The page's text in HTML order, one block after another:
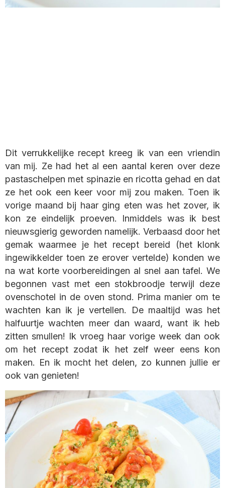
Dit verrukkelijke recept kreeg ik van een vriendin
van mij. Ze had het al een aantal keren over deze
pastaschelpen met spinazie en ricotta gehad en dat
ze het ook een keer voor mij zou maken. Toen ik
vorige maand bij haar ging eten was het zover, ik
kon ze eindelijk proeven. Inmiddels was ik best
nieuwsgierig geworden namelijk. Verbaasd door het
gemak waarmee je het recept bereid (het klonk
ingewikkelder toen ze erover vertelde) konden we
na wat korte voorbereidingen al snel aan tafel. We
begonnen vast met een stokbroodje terwijl deze
ovenschotel in de oven stond. Prima manier om te
wachten kan ik je vertellen. De maaltijd was het
halfuurtje wachten meer dan waard, want ik heb
zitten smullen! Ik vroeg haar vorige week dan ook
om het recept zodat ik het zelf weer eens kon
maken. En ik mocht het delen, zo kunnen jullie er
ook van genieten!